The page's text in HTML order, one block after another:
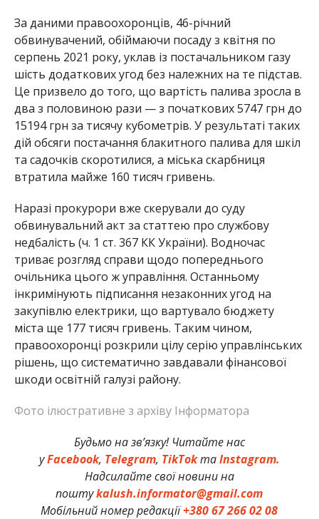
За даними правоохоронців, 46-річний
обвинувачений, обіймаючи посаду з квітня по
серпень 2021 року, уклав із постачальником газу
шість додаткових угод без належних на те підстав.
Це призвело до того, що вартість палива зросла в
два з половиною рази — з початкових 5747 грн до
15194 грн за тисячу кубометрів. У результаті таких
дій обсяги постачання блакитного палива для шкіл
та садочків скоротилися, а міська скарбниця
втратила майже 160 тисяч гривень.
Наразі прокурори вже скерували до суду
обвинувальний акт за статтею про службову
недбалість (ч. 1 ст. 367 КК України). Водночас
триває розгляд справи щодо попереднього
очільника цього ж управління. Останньому
інкримінують підписання незаконних угод на
закупівлю електрики, що вартувало бюджету
міста ще 177 тисяч гривень. Таким чином,
правоохоронці розкрили цілу серію управлінських
рішень, що систематично завдавали фінансової
шкоди освітній галузі району.
Фото ілюстративне з архіву Інформатора
Будьмо на зв’язку! Читайте нас
уFacebook, Telegram, TikTokтаInstagram.
Надсилайте свої новини на
поштуkalush.informator@gmail.com
Мобільний номер редакції+380 67 266 02 08